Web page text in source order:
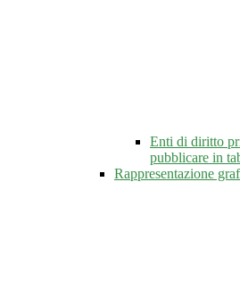
Enti di diritto
pubblicare in
Rappresentazione